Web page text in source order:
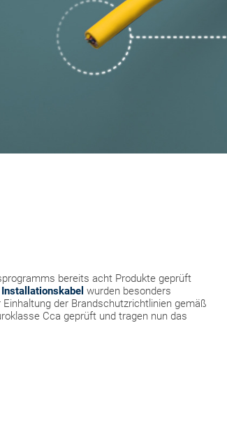
bereits acht Produkte geprüft
wurden besonders
der Brandschutzrichtlinien gemäß
Cca geprüft und tragen nun das